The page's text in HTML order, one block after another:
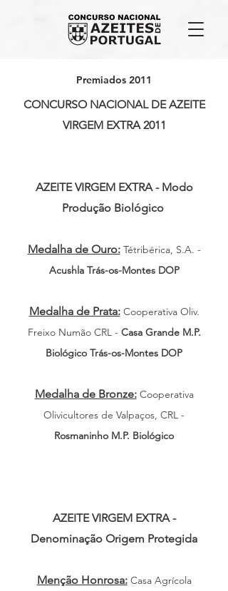
Premiados 2011
CONCURSO NACIONAL DE AZEITE
VIRGEM EXTRA 2011
AZEITE VIRGEM EXTRA - Modo
Produção Biológico
Medalha de Ouro: Tétribérica, S.A. -
Acushla Trás-os-Montes DOP
Medalha de Prata: Cooperativa Oliv.
Freixo Numão CRL - Casa Grande M.P.
Biológico Trás-os-Montes DOP
Medalha de Bronze:Cooperativa
Olivicultores de Valpaços, CRL -
Rosmaninho M.P. Biológico
AZEITE VIRGEM EXTRA -
Denominação Origem Protegida
Menção Honrosa:Casa Agrícola